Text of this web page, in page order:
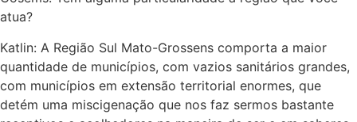
atua?
Katlin: A Região Sul Mato-Grossens comporta a maior
quantidade de municípios, com vazios sanitários grandes,
com municípios em extensão territorial enormes, que
detém uma miscigenação que nos faz sermos bastante